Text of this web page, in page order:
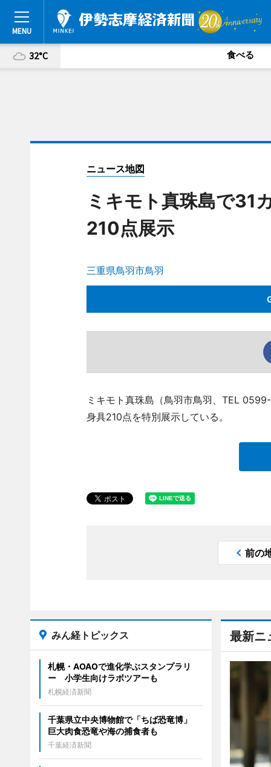
32°C 食べる
ニュース地図
ミキモト真珠島で31
210点展示
三重県鳥羽市鳥羽
ミキモト真珠島（鳥羽市鳥羽、TEL
身具210点を特別展示している。
前の
最新ニ
みん経トピックス
札幌・AOAOで進化学ぶスタンプラリ
ー 小学生向けラボツアーも
札幌経済新聞
千葉県立中央博物館で「ちば恐竜博」
巨大肉食恐竜や海の捕食者も
千葉経済新聞